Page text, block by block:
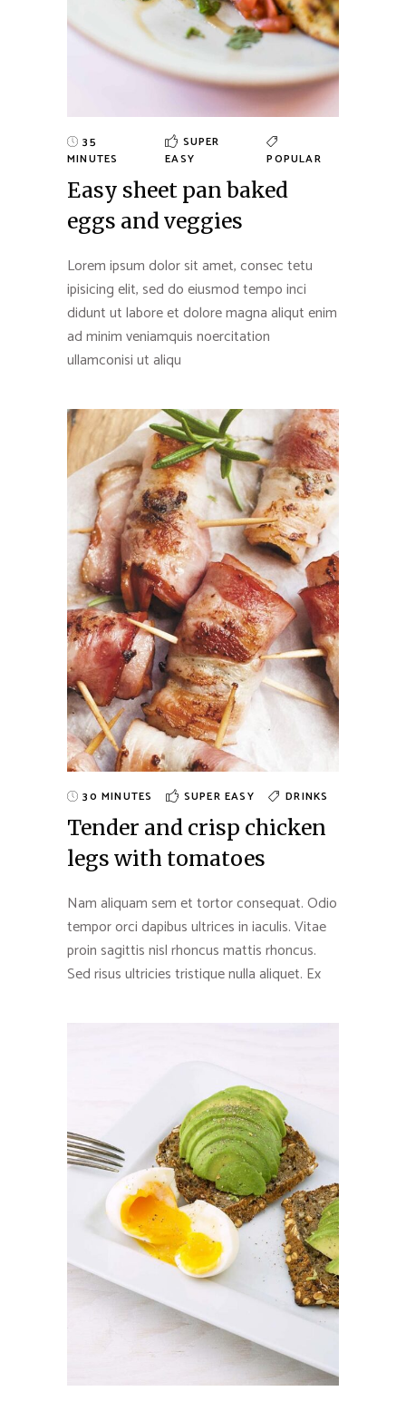
35
MINUTES
SUPER
EASY
POPULAR
Easy sheet pan baked
eggs and veggies
Lorem ipsum dolor sit amet, consec tetu
ipisicing elit, sed do eiusmod tempo inci
didunt ut labore et dolore magna aliqut enim
ad minim veniamquis noercitation
ullamconisi ut aliqu
30 MINUTES SUPER EASY DRINKS
Tender and crisp chicken
legs with tomatoes
Nam aliquam sem et tortor consequat. Odio
tempor orci dapibus ultrices in iaculis. Vitae
proin sagittis nisl rhoncus mattis rhoncus.
Sed risus ultricies tristique nulla aliquet. Ex